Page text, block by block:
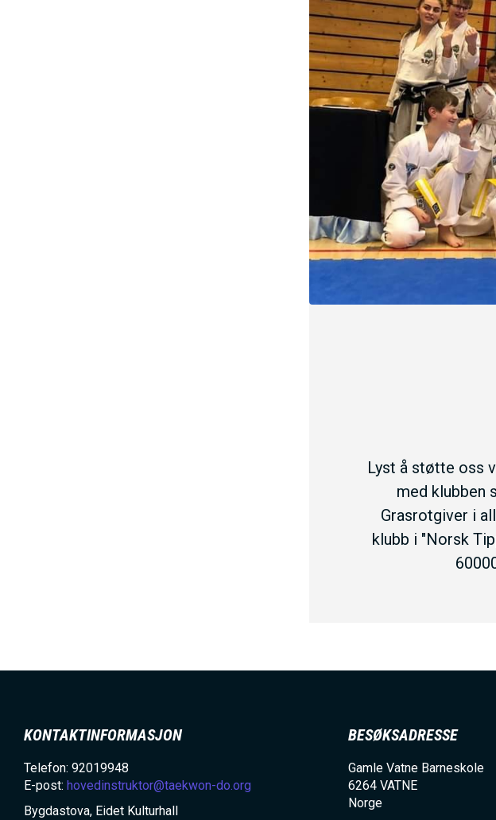
A
I
N
E
N
U
Lyst å støtte oss
med klubben
Grasrotgiver i
klubb i "Norsk
KONTAKTINFORMASJON
Telefon: 92019948
E-post: hovedinstruktor@taekwon-do.org
Bygdastova, Eidet Kulturhall
BESØKSADRESSE
Gamle Vatne Barneskole
6264 VATNE
Norge